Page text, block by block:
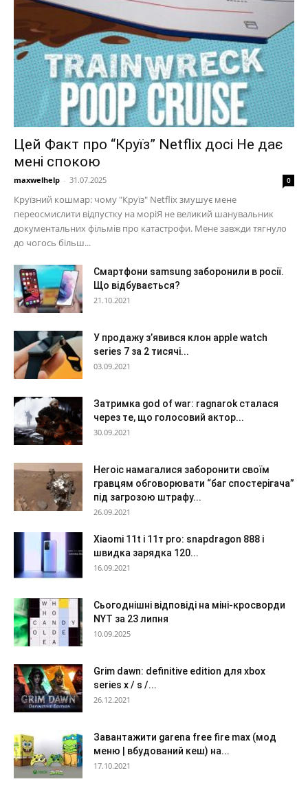
Цей Факт про “Круїз” Netflix досі Не дає
мені спокою
maxwelhelp - 31.07.2025 0
Круїзний кошмар: чому "Круїз" Netflix змушує мене
переосмислити відпустку на моріЯ не великий шанувальник
документальних фільмів про катастрофи. Мене завжди тягнуло
до чогось більш...
Смартфони samsung заборонили в росії.
Що відбувається?
21.10.2021
У продажу з’явився клон apple watch
series 7 за 2 тисячі...
03.09.2021
Затримка god of war: ragnarok сталася
через те, що голосовий актор...
30.09.2021
Heroic намагалися заборонити своїм
гравцям обговорювати “баг спостерігача”
під загрозою штрафу...
26.09.2021
Xiaomi 11t і 11т pro: snapdragon 888 і
швидка зарядка 120...
16.09.2021
Сьогоднішні відповіді на міні-кросворди
NYT за 23 липня
10.09.2025
Grim dawn: definitive edition для xbox
series x / s /...
26.12.2021
Завантажити garena free fire max (мод
меню | вбудований кеш) на...
17.10.2021